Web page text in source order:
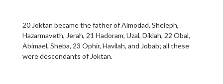
20 Joktan became the father of Almodad, Sheleph,
Hazarmaveth, Jerah, 21 Hadoram, Uzal, Diklah, 22 Obal,
Abimael, Sheba, 23 Ophir, Havilah, and Jobab; all these
were descendants of Joktan.